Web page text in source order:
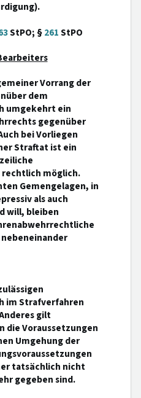
StPO; §261StPO
Vorrang der
dem
umgekehrt ein
gegenüber
bei Vorliegen
Straftat ist ein
möglich.
Gemengelagen, in
als auch
will, bleiben
im Strafverfahren
gilt
die Voraussetzungen
Umgehung der
tatsächlich nicht
gegeben sind.